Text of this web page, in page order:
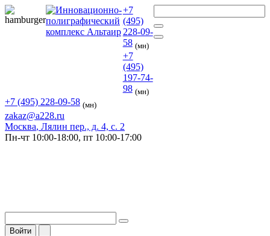
+7
(495)
228-09-
58 (мн)
+7
(495)
197-74-
98 (мн)
+7 (495) 228-09-58 (мн)
zakaz@a228.ru
Москва, Лялин пер., д. 4, с. 2
Пн-чт 10:00-18:00, пт 10:00-17:00
Войти